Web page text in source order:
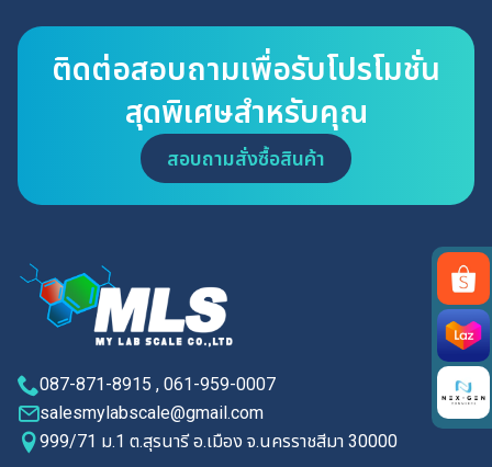
Search
ติดต่อสอบถามเพื่อรับโปรโมชั่น
สุดพิเศษสำหรับคุณ
สอบถามสั่งซื้อสินค้า
087-871-8915 , 061-959-0007
salesmylabscale@gmail.com
999/71 ม.1 ต.สุรนารี อ.เมือง จ.นครราชสีมา 30000